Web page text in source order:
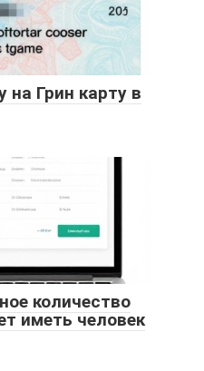
на Грин карту в
количество
иметь человек